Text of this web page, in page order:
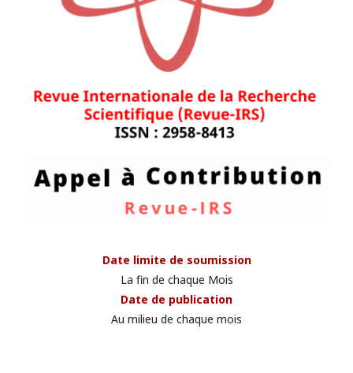
Date limite de soumission
La fin de chaque Mois
Date de publication
Au milieu de chaque mois